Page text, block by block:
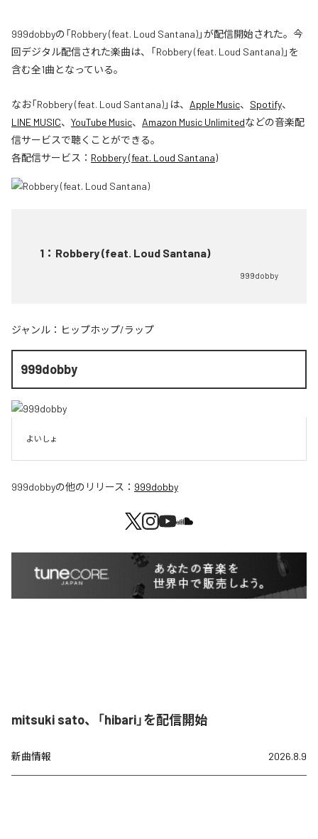
999dobbyの「Robbery (feat. Loud Santana)」が配信開始された。今
回デジタル配信された楽曲は、「Robbery (feat. Loud Santana)」を
含む全1曲となっている。
なお「Robbery (feat. Loud Santana)」は、 Apple Music、 Spotify、
LINE MUSIC、 YouTube Music、 Amazon Music Unlimitedなどの音楽配
信サービスで聴くことができる。
各配信サービス： Robbery (feat. Loud Santana)
1 ： Robbery (feat. Loud Santana)
999dobby
ジャンル： ヒップホップ/ラップ
999dobby
よいしょ
999dobbyの他のリリース： 999dobby
mitsuki sato、「hibari」を配信開始
新曲情報 2026.8.9